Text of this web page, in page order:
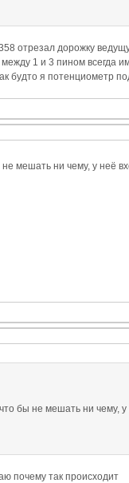
отрезал дорожку
между 1 и 3 пином
будто я потенциометр
мешать ни чему, у неё
бы не мешать ни чему,
почему так происходит